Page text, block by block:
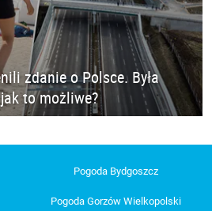
zdanie o Polsce. Była
to możliwe?
Pogoda Bydgoszcz
Pogoda Gorzów Wielkopolski